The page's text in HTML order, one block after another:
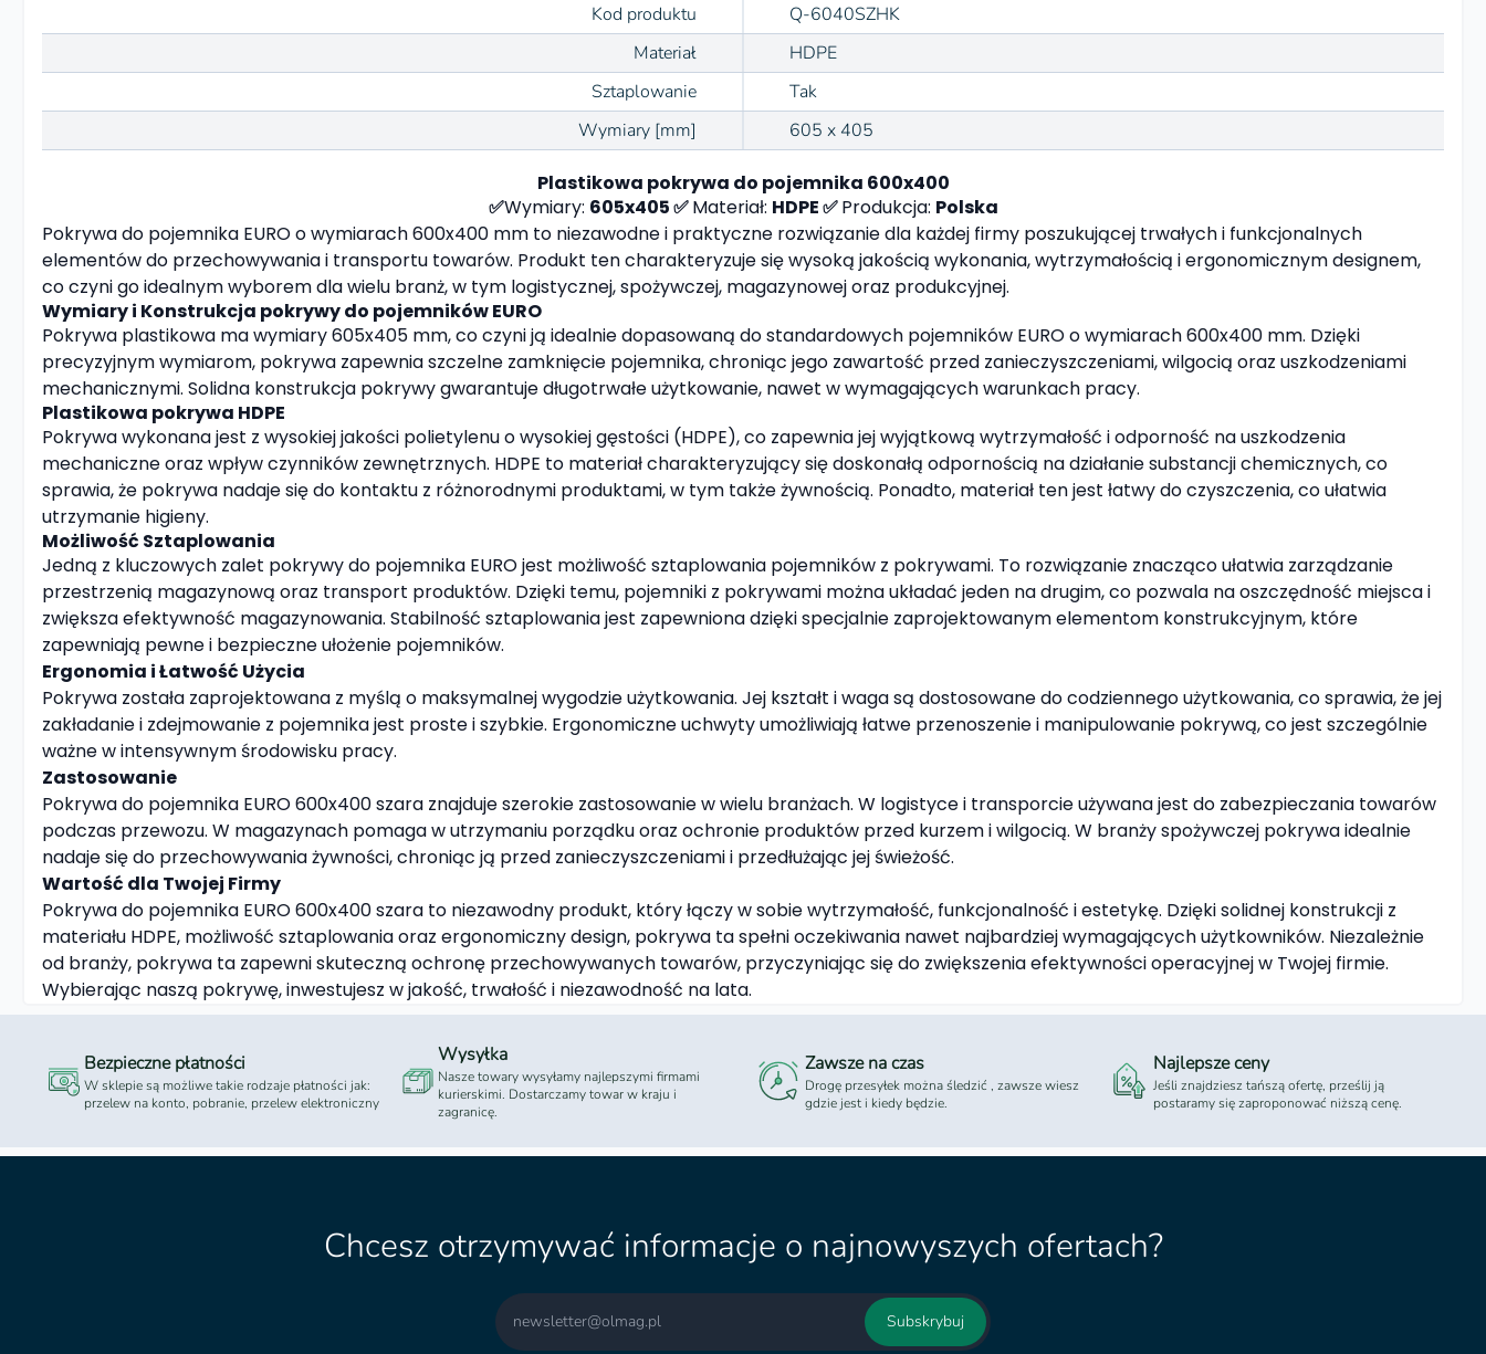
Kod produktu
Q-6040SZHK
Materiał
HDPE
Sztaplowanie
Tak
Wymiary [mm]
605 x 405
Plastikowa pokrywa do pojemnika 600x400
✅Wymiary: 605x405 ✅Materiał: HDPE ✅Produkcja: Polska
Pokrywa do pojemnika EURO o wymiarach 600x400 mm to niezawodne i praktyczne rozwiązanie dla każdej firmy poszukującej trwałych i funkcjonalnych
elementów do przechowywania i transportu towarów. Produkt ten charakteryzuje się wysoką jakością wykonania, wytrzymałością i ergonomicznym designem,
co czyni go idealnym wyborem dla wielu branż, w tym logistycznej, spożywczej, magazynowej oraz produkcyjnej.
Wymiary i Konstrukcja pokrywy do pojemników EURO
Pokrywa plastikowa ma wymiary 605x405 mm, co czyni ją idealnie dopasowaną do standardowych pojemników EURO o wymiarach 600x400 mm. Dzięki
precyzyjnym wymiarom, pokrywa zapewnia szczelne zamknięcie pojemnika, chroniąc jego zawartość przed zanieczyszczeniami, wilgocią oraz uszkodzeniami
mechanicznymi. Solidna konstrukcja pokrywy gwarantuje długotrwałe użytkowanie, nawet w wymagających warunkach pracy.
Plastikowa pokrywa HDPE
Pokrywa wykonana jest z wysokiej jakości polietylenu o wysokiej gęstości (HDPE), co zapewnia jej wyjątkową wytrzymałość i odporność na uszkodzenia
mechaniczne oraz wpływ czynników zewnętrznych. HDPE to materiał charakteryzujący się doskonałą odpornością na działanie substancji chemicznych, co
sprawia, że pokrywa nadaje się do kontaktu z różnorodnymi produktami, w tym także żywnością. Ponadto, materiał ten jest łatwy do czyszczenia, co ułatwia
utrzymanie higieny.
Możliwość Sztaplowania
Jedną z kluczowych zalet pokrywy do pojemnika EURO jest możliwość sztaplowania pojemników z pokrywami. To rozwiązanie znacząco ułatwia zarządzanie
przestrzenią magazynową oraz transport produktów. Dzięki temu, pojemniki z pokrywami można układać jeden na drugim, co pozwala na oszczędność miejsca i
zwiększa efektywność magazynowania. Stabilność sztaplowania jest zapewniona dzięki specjalnie zaprojektowanym elementom konstrukcyjnym, które
zapewniają pewne i bezpieczne ułożenie pojemników.
Ergonomia i Łatwość Użycia
Pokrywa została zaprojektowana z myślą o maksymalnej wygodzie użytkowania. Jej kształt i waga są dostosowane do codziennego użytkowania, co sprawia, że jej
zakładanie i zdejmowanie z pojemnika jest proste i szybkie. Ergonomiczne uchwyty umożliwiają łatwe przenoszenie i manipulowanie pokrywą, co jest szczególnie
ważne w intensywnym środowisku pracy.
Zastosowanie
Pokrywa do pojemnika EURO 600x400 szara znajduje szerokie zastosowanie w wielu branżach. W logistyce i transporcie używana jest do zabezpieczania towarów
podczas przewozu. W magazynach pomaga w utrzymaniu porządku oraz ochronie produktów przed kurzem i wilgocią. W branży spożywczej pokrywa idealnie
nadaje się do przechowywania żywności, chroniąc ją przed zanieczyszczeniami i przedłużając jej świeżość.
Wartość dla Twojej Firmy
Pokrywa do pojemnika EURO 600x400 szara to niezawodny produkt, który łączy w sobie wytrzymałość, funkcjonalność i estetykę. Dzięki solidnej konstrukcji z
materiału HDPE, możliwość sztaplowania oraz ergonomiczny design, pokrywa ta spełni oczekiwania nawet najbardziej wymagających użytkowników. Niezależnie
od branży, pokrywa ta zapewni skuteczną ochronę przechowywanych towarów, przyczyniając się do zwiększenia efektywności operacyjnej w Twojej firmie.
Wybierając naszą pokrywę, inwestujesz w jakość, trwałość i niezawodność na lata.
Bezpieczne płatności
W sklepie są możliwe takie rodzaje płatności jak:
przelew na konto, pobranie, przelew elektroniczny
Wysyłka
Nasze towary wysyłamy najlepszymi firmami
kurierskimi. Dostarczamy towar w kraju i
zagranicę.
Zawsze na czas
Drogę przesyłek można śledzić , zawsze wiesz
gdzie jest i kiedy będzie.
Najlepsze ceny
Jeśli znajdziesz tańszą ofertę, prześlij ją
postaramy się zaproponować niższą cenę.
Chcesz otrzymywać informacje o najnowyszych ofertach?
Email
Subskrybuj